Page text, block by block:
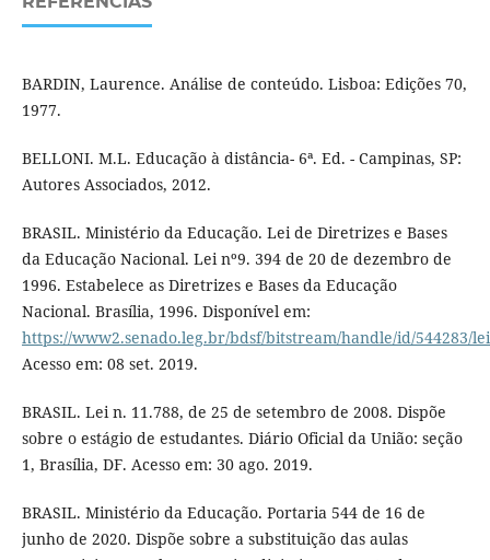
BARDIN, Laurence. Análise de conteúdo. Lisboa: Edições 70,
1977.
BELLONI. M.L. Educação à distância- 6ª. Ed. - Campinas, SP:
Autores Associados, 2012.
BRASIL. Ministério da Educação. Lei de Diretrizes e Bases
da Educação Nacional. Lei nº9. 394 de 20 de dezembro de
1996. Estabelece as Diretrizes e Bases da Educação
Nacional. Brasília, 1996. Disponível em:
https://www2.senado.leg.br/bdsf/bitstream/handle/id/544283/
Acesso em: 08 set. 2019.
BRASIL. Lei n. 11.788, de 25 de setembro de 2008. Dispõe
sobre o estágio de estudantes. Diário Oficial da União: seção
1, Brasília, DF. Acesso em: 30 ago. 2019.
BRASIL. Ministério da Educação. Portaria 544 de 16 de
junho de 2020. Dispõe sobre a substituição das aulas